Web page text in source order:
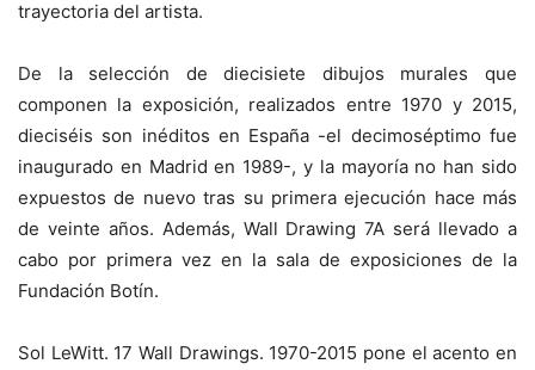
trayectoria del artista.
De la selección de diecisiete dibujos murales que
componen la exposición, realizados entre 1970 y 2015,
dieciséis son inéditos en España -el decimoséptimo fue
inaugurado en Madrid en 1989-, y la mayoría no han sido
expuestos de nuevo tras su primera ejecución hace más
de veinte años. Además, Wall Drawing 7A será llevado a
cabo por primera vez en la sala de exposiciones de la
Fundación Botín.
Sol LeWitt. 17 Wall Drawings. 1970-2015 pone el acento en